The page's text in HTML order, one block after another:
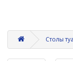
Столы